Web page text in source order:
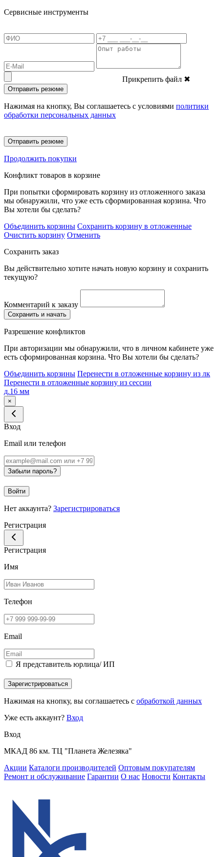
Сервисные инструменты
Прикрепить файл ✖
Отправить резюме
Нажимая на кнопку, Вы соглашаетесь с условиями политики
обработки персональных данных
Отправить резюме
Продолжить покупки
Конфликт товаров в корзине
При попытки сформировать корзину из отложенного заказа
мы обнаружили, что уже есть сформированная корзина. Что
Вы хотели бы сделать?
Объединить корзины Сохранить корзину в отложенные
Очистить корзину Отменить
Сохранить заказ
Вы действительно хотите начать новую корзину и сохранить
текущую?
Комментарий к заказу
Сохранить и начать
Разрешение конфликтов
При авторизации мы обнаружили, что в личном кабинете уже
есть сформированная корзина. Что Вы хотели бы сделать?
Объединить корзины Перенести в отложенные корзину из лк
Перенести в отложенные корзину из сессии
д.16 мм
×
Вход
Email или телефон
Забыли пароль?
Войти
Нет аккаунта? Зарегистрироваться
Регистрация
Регистрация
Имя
Телефон
Email
Я представитель юрлица/ ИП
Зарегистрироваться
Нажимая на кнопку, вы соглашаетесь с обработкой данных
Уже есть аккаунт? Вход
Вход
МКАД 86 км. ТЦ "Планета Железяка"
Акции Каталоги производителей Оптовым покупателям
Ремонт и обслуживание Гарантии О нас Новости Контакты